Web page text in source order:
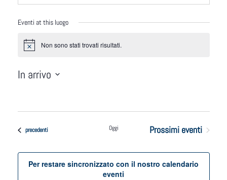
Eventi at this luogo
Notice Non sono stati trovati risultati.
In arrivo
Eventi
precedenti Oggi Prossimi eventi
Per restare sincronizzato con il nostro calendario
eventi